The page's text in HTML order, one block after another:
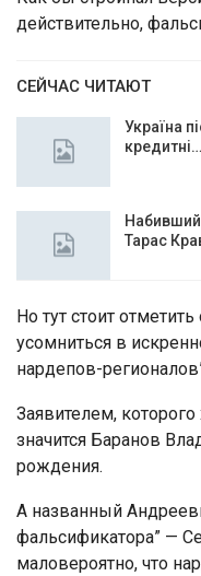
действительно,
СЕЙЧАС ЧИТАЮТ
Україна
кредитні…
Набивший
Тарас
Но тут стоит
усомниться в
нардепов-
Заявителем,
значится Баранов
рождения.
А названный
фальсификатора” —
маловероятно, что